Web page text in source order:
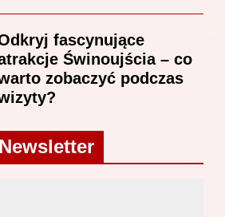
fascynujące
Świnoujścia – co
zobaczyć podczas
Newsletter